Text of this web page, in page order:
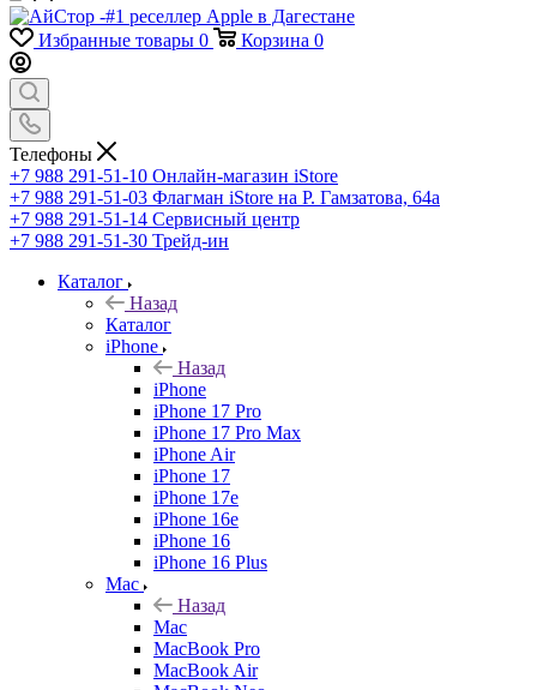
Избранные товары 0 Корзина 0
Телефоны
+7 988 291-51-10 Онлайн-магазин iStore
+7 988 291-51-03 Флагман iStore на Р. Гамзатова, 64а
+7 988 291-51-14 Сервисный центр
+7 988 291-51-30 Трейд-ин
Каталог
Назад
Каталог
iPhone
Назад
iPhone
iPhone 17 Pro
iPhone 17 Pro Max
iPhone Air
iPhone 17
iPhone 17e
iPhone 16e
iPhone 16
iPhone 16 Plus
Mac
Назад
Mac
MacBook Pro
MacBook Air